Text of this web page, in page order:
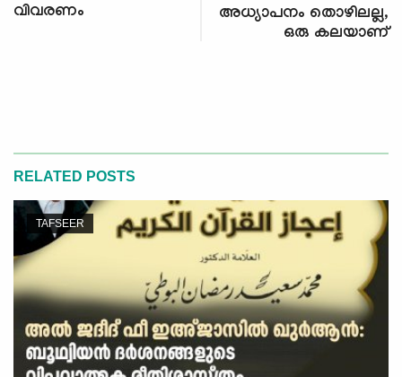
വിവരണം
അധ്യാപനം തൊഴിലല്ല,
ഒരു കലയാണ്
RELATED POSTS
TAFSEER